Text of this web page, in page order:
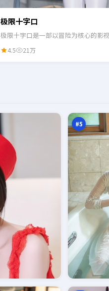
极限十字口
极限十字口是一部以冒险为核心的影
4.5 21万
#5
线
无
假
面
93
万